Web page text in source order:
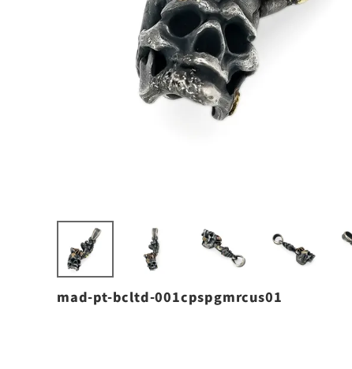
mad-pt-bcltd-001cpspgmrcus01